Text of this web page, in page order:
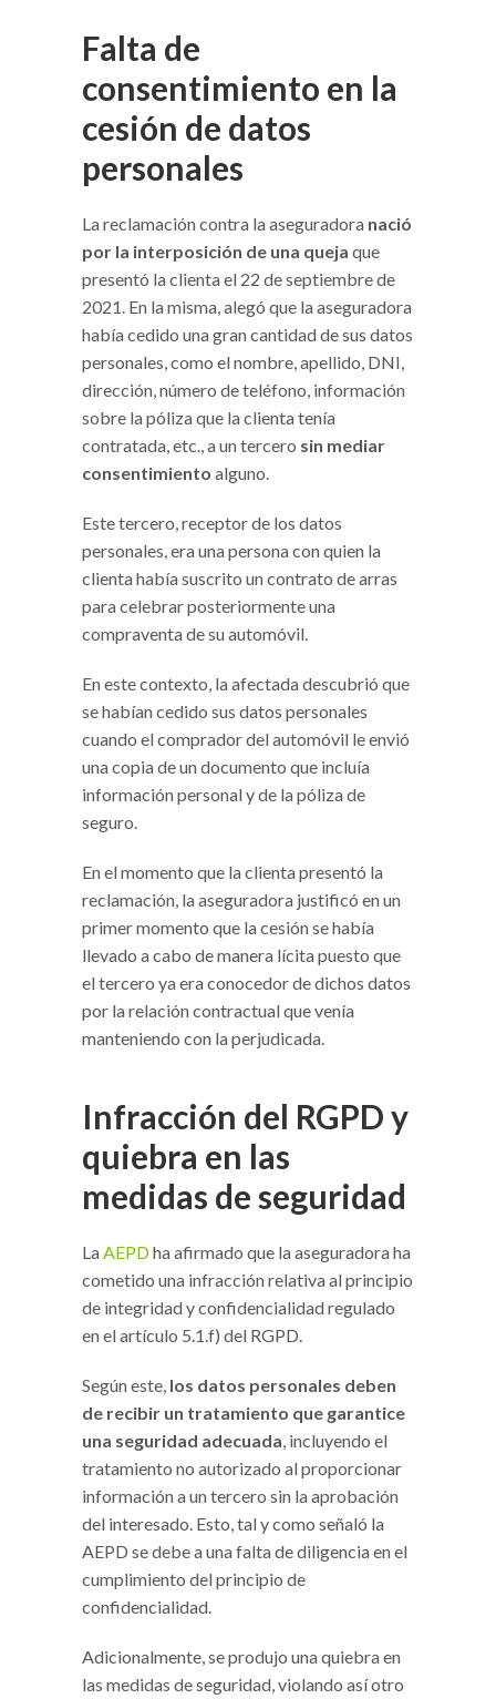
Falta de
consentimiento en la
cesión de datos
personales
La reclamación contra la aseguradora nació
por la interposición de una queja que
presentó la clienta el 22 de septiembre de
2021. En la misma, alegó que la aseguradora
había cedido una gran cantidad de sus datos
personales, como el nombre, apellido, DNI,
dirección, número de teléfono, información
sobre la póliza que la clienta tenía
contratada, etc., a un tercero sin mediar
consentimiento alguno.
Este tercero, receptor de los datos
personales, era una persona con quien la
clienta había suscrito un contrato de arras
para celebrar posteriormente una
compraventa de su automóvil.
En este contexto, la afectada descubrió que
se habían cedido sus datos personales
cuando el comprador del automóvil le envió
una copia de un documento que incluía
información personal y de la póliza de
seguro.
En el momento que la clienta presentó la
reclamación, la aseguradora justificó en un
primer momento que la cesión se había
llevado a cabo de manera lícita puesto que
el tercero ya era conocedor de dichos datos
por la relación contractual que venía
manteniendo con la perjudicada.
Infracción del RGPD y
quiebra en las
medidas de seguridad
LaAEPDha afirmado que la aseguradora ha
cometido una infracción relativa al principio
de integridad y confidencialidad regulado
en el artículo 5.1.f) del RGPD.
Según este, los datos personales deben
de recibir un tratamiento que garantice
una seguridad adecuada, incluyendo el
tratamiento no autorizado al proporcionar
información a un tercero sin la aprobación
del interesado. Esto, tal y como señaló la
AEPD se debe a una falta de diligencia en el
cumplimiento del principio de
confidencialidad.
Adicionalmente, se produjo una quiebra en
las medidas de seguridad, violando así otro